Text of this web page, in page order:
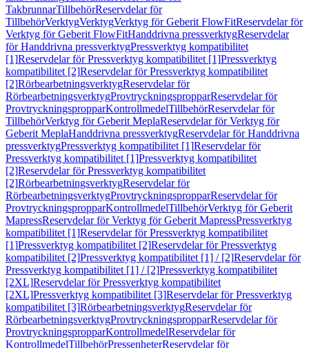
TakbrunnarTillbehörReservdelar för
TillbehörVerktygVerktygVerktyg för Geberit FlowFitReservdelar för
Verktyg för Geberit FlowFitHanddrivna pressverktygReservdelar
för Handdrivna pressverktygPressverktyg kompatibilitet
[1]Reservdelar för Pressverktyg kompatibilitet [1]Pressverktyg
kompatibilitet [2]Reservdelar för Pressverktyg kompatibilitet
[2]RörbearbetningsverktygReservdelar för
RörbearbetningsverktygProvtryckningspropparReservdelar för
ProvtryckningspropparKontrollmedelTillbehörReservdelar för
TillbehörVerktyg för Geberit MeplaReservdelar för Verktyg för
Geberit MeplaHanddrivna pressverktygReservdelar för Handdrivna
pressverktygPressverktyg kompatibilitet [1]Reservdelar för
Pressverktyg kompatibilitet [1]Pressverktyg kompatibilitet
[2]Reservdelar för Pressverktyg kompatibilitet
[2]RörbearbetningsverktygReservdelar för
RörbearbetningsverktygProvtryckningspropparReservdelar för
ProvtryckningspropparKontrollmedelTillbehörVerktyg för Geberit
MapressReservdelar för Verktyg för Geberit MapressPressverktyg
kompatibilitet [1]Reservdelar för Pressverktyg kompatibilitet
[1]Pressverktyg kompatibilitet [2]Reservdelar för Pressverktyg
kompatibilitet [2]Pressverktyg kompatibilitet [1] / [2]Reservdelar för
Pressverktyg kompatibilitet [1] / [2]Pressverktyg kompatibilitet
[2XL]Reservdelar för Pressverktyg kompatibilitet
[2XL]Pressverktyg kompatibilitet [3]Reservdelar för Pressverktyg
kompatibilitet [3]RörbearbetningsverktygReservdelar för
RörbearbetningsverktygProvtryckningspropparReservdelar för
ProvtryckningspropparKontrollmedelReservdelar för
KontrollmedelTillbehörPressenheterReservdelar för